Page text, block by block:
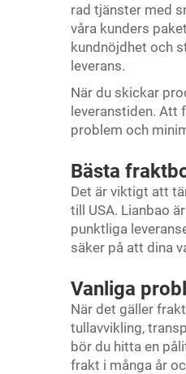
rad tjänster med
våra kunders
kundnöjdhet och
leverans.
När du skickar
leveranstiden. Att
problem och
Bästa
Det är viktigt att
till USA. Lianbao
punktliga
säker på att dina
Vanliga
När det gäller
tullavvikling,
bör du hitta en
frakt i många år